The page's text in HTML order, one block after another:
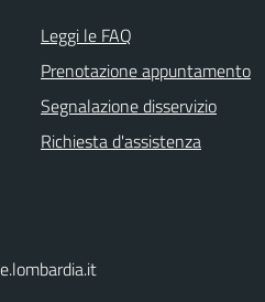
Leggi le FAQ
Prenotazione appuntamento
Segnalazione disservizio
Richiesta d'assistenza